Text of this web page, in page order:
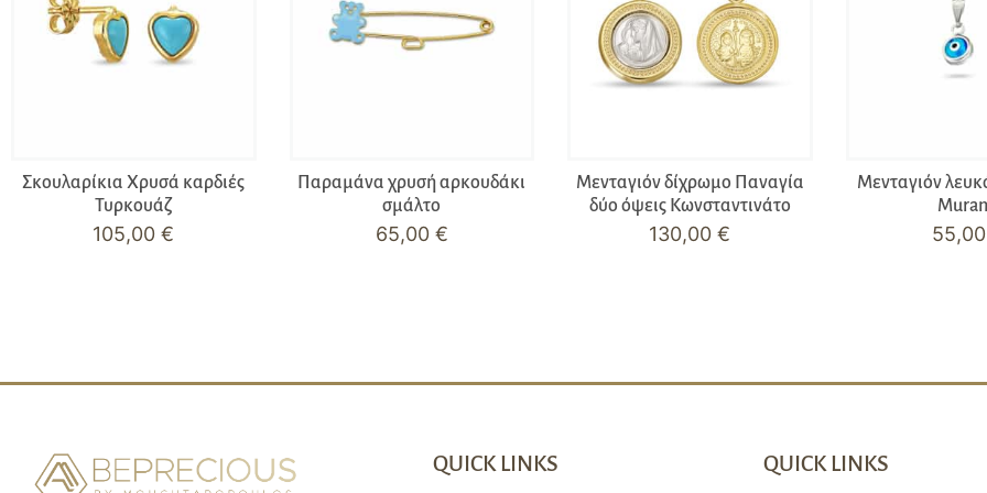
Σκουλαρίκια Χρυσά καρδιές
Τυρκουάζ
105,00€
Παραμάνα χρυσή αρκουδάκι
σμάλτο
65,00 €
Μενταγιόν δίχρωμο Παναγία
δύο όψεις Κωνσταντινάτο
130,00€
Μενταγιόν
55,00
QUICK LINKS QUICK LINKS